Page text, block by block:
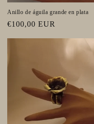
Anillo de águila grande en plata
Precio
€100,00 EUR